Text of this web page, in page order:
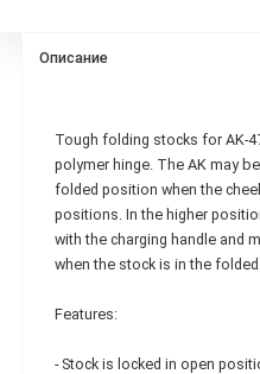
Описание
Tough folding stocks for AK-
polymer hinge. The AK may
folded position when the
positions. In the higher
with the charging handle and
when the stock is in the
Features:
- Stock is locked in open